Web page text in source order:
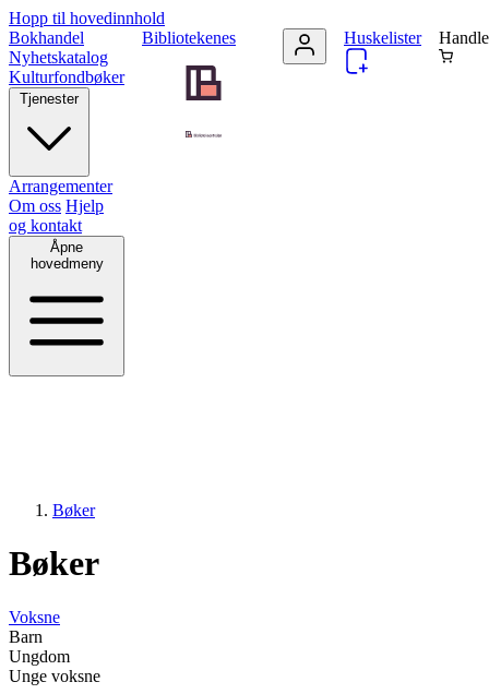
Hopp til hovedinnhold
Bibliotekenes
Bokhandel
Nyhetskatalog
Kulturfondbøker
Tjenester
Arrangementer
Om oss Hjelp
og kontakt
Åpne
hovedmeny
Huskelister
Bøker
Bøker
Voksne
Barn
Ungdom
Unge voksne